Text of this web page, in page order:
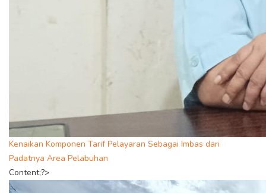
Kenaikan Komponen Tarif Pelayaran Sebagai Imbas dari
Padatnya Area Pelabuhan
Content;?>